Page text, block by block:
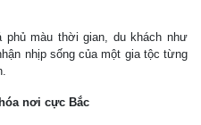
phủ màu thời gian, du khách như
nhịp sống của một gia tộc từng
nơi cực Bắc